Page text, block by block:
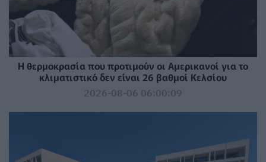
Η θερμοκρασία που προτιμούν οι Αμερικανοί για το
κλιματιστικό δεν είναι 26 βαθμοί Κελσίου
2026-08-06 06:00:09